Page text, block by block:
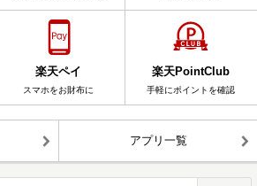
楽天ペイ
スマホをお財布に
楽天PointClub
手軽にポイントを確認
アプリ一覧